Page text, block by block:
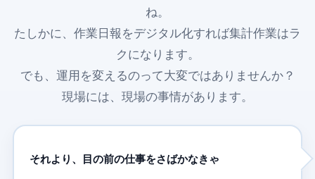
ね。
たしかに、作業日報をデジタル化すれば集計作業はラ
クになります。
でも、運用を変えるのって大変ではありませんか？
現場には、現場の事情があります。
それより、目の前の仕事をさばかなきゃ